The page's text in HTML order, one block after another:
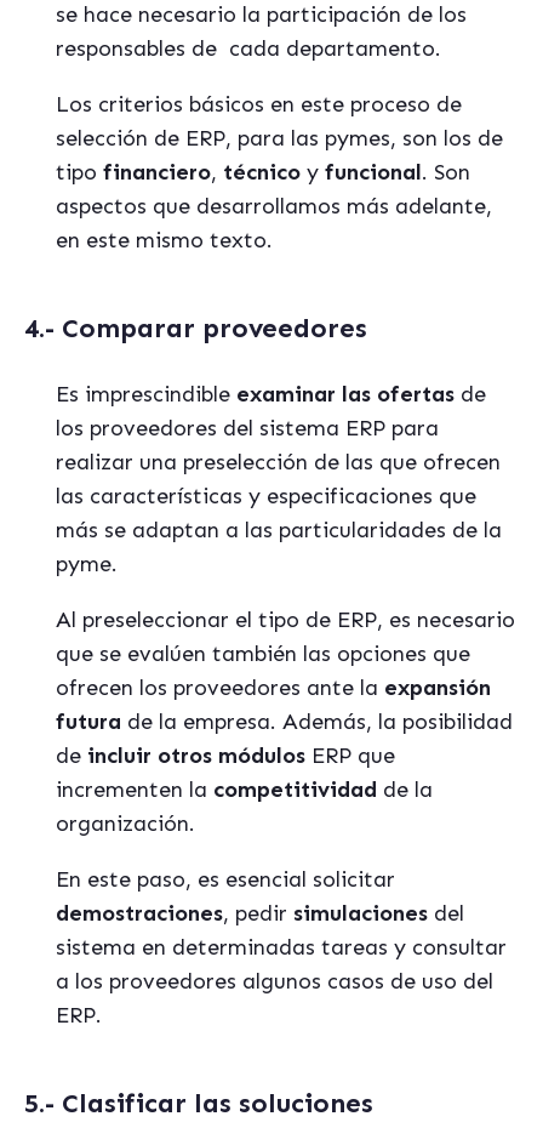
se hace necesario la participación de los
responsables de cada departamento.
Los criterios básicos en este proceso de
selección de ERP, para las pymes, son los de
tipo financiero, técnico y funcional. Son
aspectos que desarrollamos más adelante,
en este mismo texto.
4.- Comparar proveedores
Es imprescindible examinar las ofertas de
los proveedores del sistema ERP para
realizar una preselección de las que ofrecen
las características y especificaciones que
más se adaptan a las particularidades de la
pyme.
Al preseleccionar el tipo de ERP, es necesario
que se evalúen también las opciones que
ofrecen los proveedores ante la expansión
futura de la empresa. Además, la posibilidad
de incluir otros módulos ERP que
incrementen la competitividad de la
organización.
En este paso, es esencial solicitar
demostraciones, pedir simulaciones del
sistema en determinadas tareas y consultar
a los proveedores algunos casos de uso del
ERP.
5.- Clasificar las soluciones